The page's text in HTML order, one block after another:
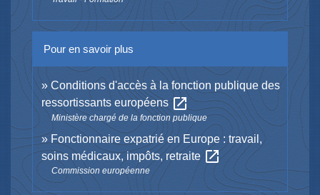
Pour en savoir plus
Conditions d'accès à la fonction publique des
ressortissants européensopen_in_new
Ministère chargé de la fonction publique
Fonctionnaire expatrié en Europe : travail,
soins médicaux, impôts, retraiteopen_in_new
Commission européenne